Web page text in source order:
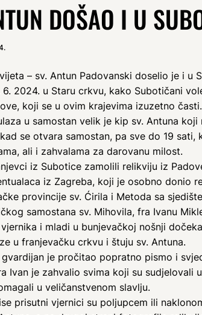
DOŠAO I U
– sv. Antun Padovanski doselio je i
6. 2024. u Staru crkvu, kako Subotičani
koji se u ovim krajevima izuzetno časti.
u samostan velik je kip sv. Antuna
se otvara samostan, pa sve do 19
ali i zahvalama za darovanu milost.
iz Subotice zamolili relikviju iz
iz Zagreba, koji je osobno donio
provincije sv. Ćirila i Metoda sa
samostana sv. Mihovila, fra Ivanu
i mladi u bunjevačkoj nošnji
u franjevačku crkvu i štuju sv. Antuna.
je pročitao popratno pismo i
Ivan je zahvalio svima koji su
u veličanstvenom slavlju.
prisutni vjernici su poljupcem ili